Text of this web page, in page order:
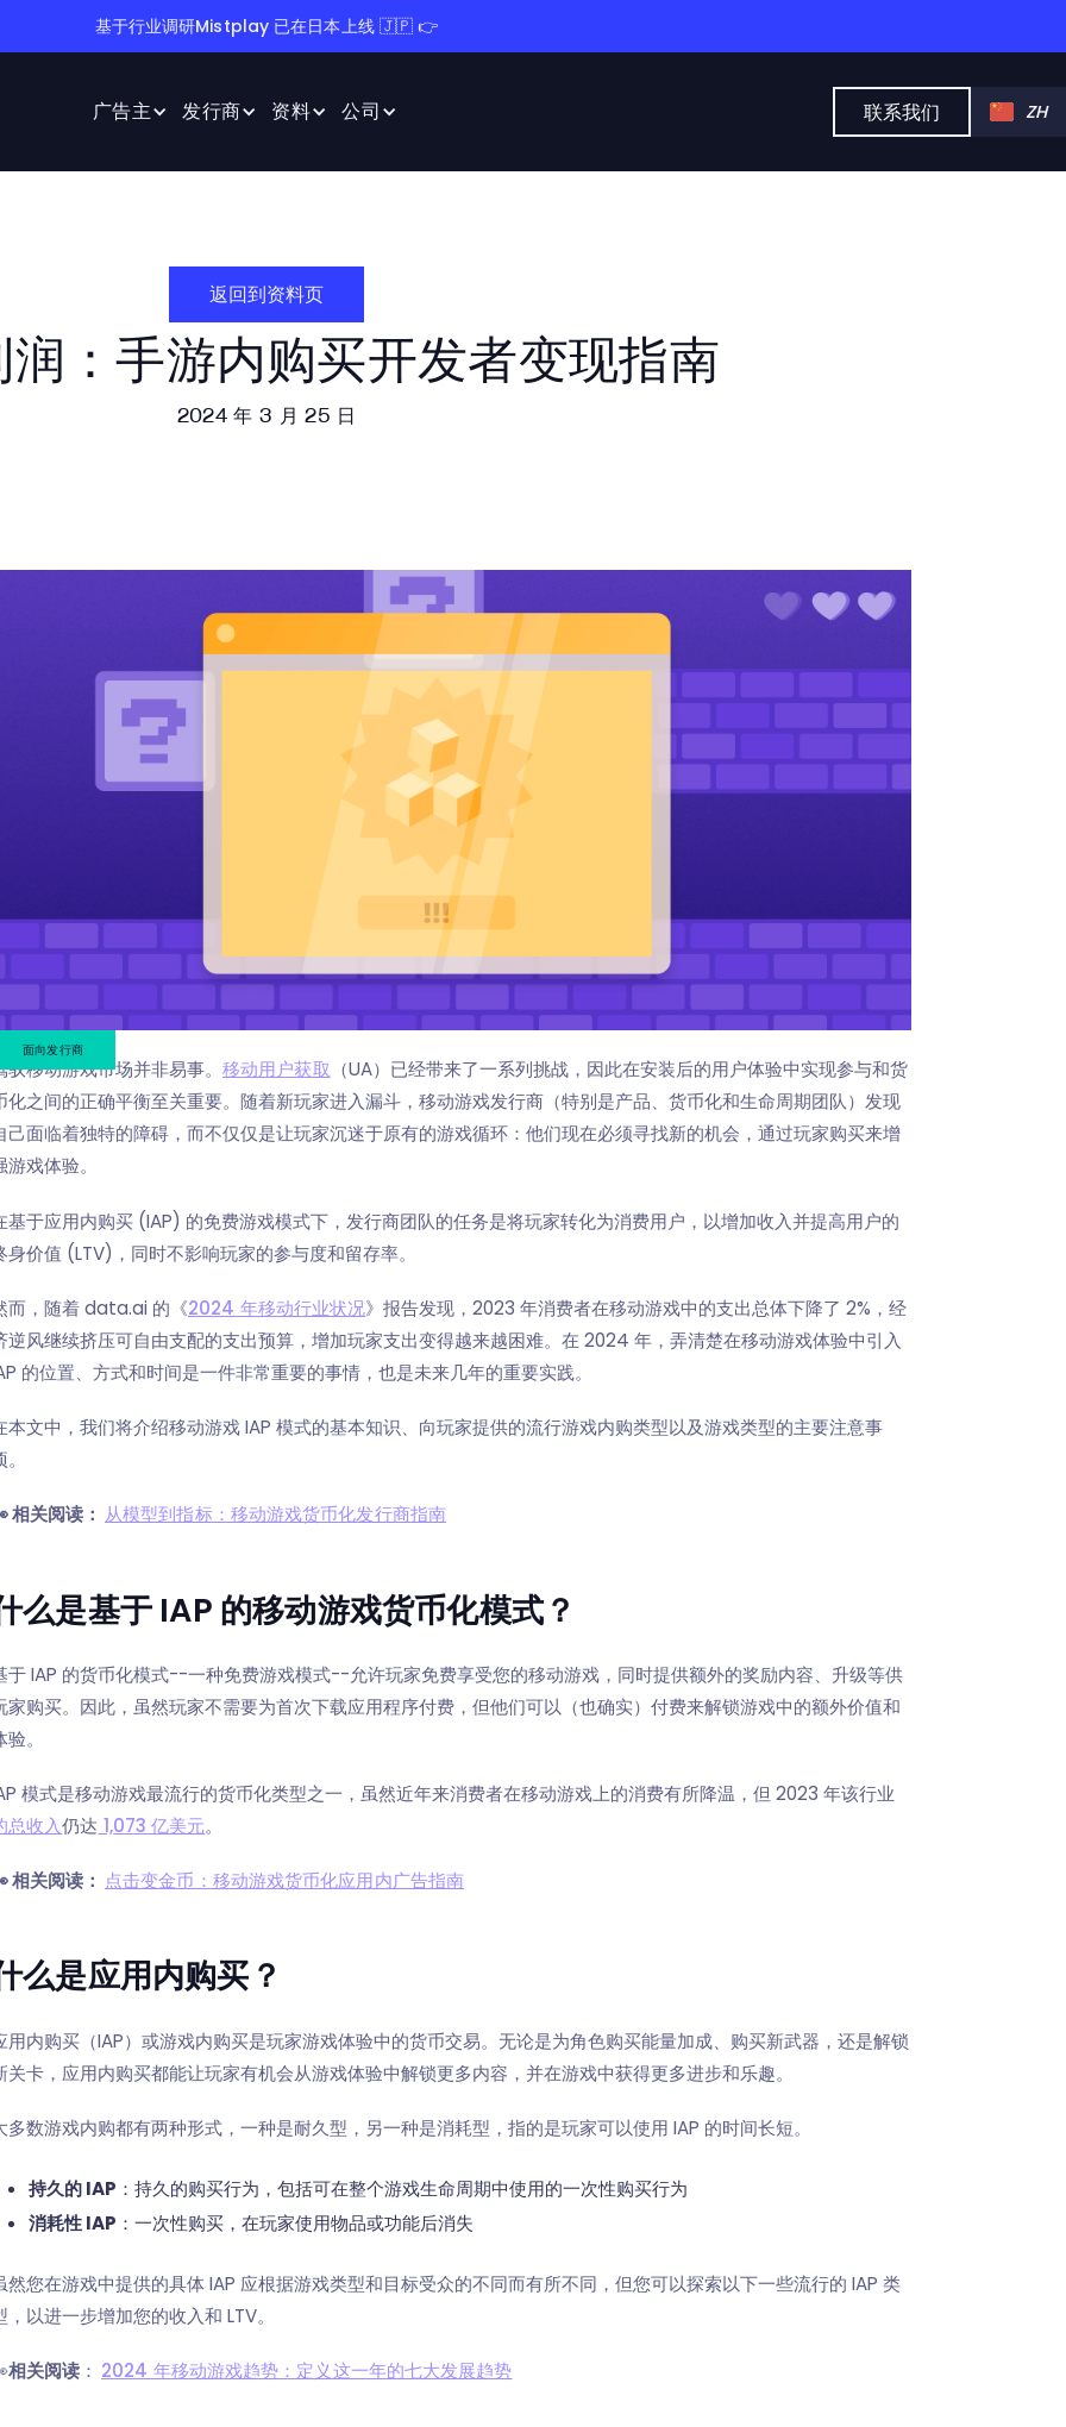
基于行业调研Mistplay 已在日本上线 🇯🇵 👉
广告主 发行商 资料 公司 ZH
联系我们
返回到资料页
：手游内购买开发者变现指南
2024 年 3 月 25 日
面向发行商
驭移动游戏市场并非易事。 移动用户获取 （UA）已经带来了一系列挑战，因此在安装后的用户体验中实现参与和货
化之间的正确平衡至关重要。随着新玩家进入漏斗，移动游戏发行商（特别是产品、货币化和生命周期团队）发现
己面临着独特的障碍，而不仅仅是让玩家沉迷于原有的游戏循环：他们现在必须寻找新的机会，通过玩家购买来增
游戏体验。
基于应用内购买 (IAP) 的免费游戏模式下，发行商团队的任务是将玩家转化为消费用户，以增加收入并提高用户的
身价值 (LTV)，同时不影响玩家的参与度和留存率。
而，随着 data.ai 的《2024 年移动行业状况》报告发现，2023 年消费者在移动游戏中的支出总体下降了 2%，经
逆风继续挤压可自由支配的支出预算，增加玩家支出变得越来越困难。在 2024 年，弄清楚在移动游戏体验中引入
的位置、方式和时间是一件非常重要的事情，也是未来几年的重要实践。
本文中，我们将介绍移动游戏 IAP 模式的基本知识、向玩家提供的流行游戏内购类型以及游戏类型的主要注意事
相关阅读： 从模型到指标：移动游戏货币化发行商指南
么是基于 IAP 的移动游戏货币化模式？
于 IAP 的货币化模式--一种免费游戏模式--允许玩家免费享受您的移动游戏，同时提供额外的奖励内容、升级等供
家购买。因此，虽然玩家不需要为首次下载应用程序付费，但他们可以（也确实）付费来解锁游戏中的额外价值和
验。
模式是移动游戏最流行的货币化类型之一，虽然近年来消费者在移动游戏上的消费有所降温，但 2023 年该行业
总收入仍达 1,073 亿美元。
相关阅读： 点击变金币：移动游戏货币化应用内广告指南
么是应用内购买？
用内购买（IAP）或游戏内购买是玩家游戏体验中的货币交易。无论是为角色购买能量加成、购买新武器，还是解锁
关卡，应用内购买都能让玩家有机会从游戏体验中解锁更多内容，并在游戏中获得更多进步和乐趣。
多数游戏内购都有两种形式，一种是耐久型，另一种是消耗型，指的是玩家可以使用 IAP 的时间长短。
持久的 IAP ：持久的购买行为，包括可在整个游戏生命周期中使用的一次性购买行为
消耗性 IAP ：一次性购买，在玩家使用物品或功能后消失
然您在游戏中提供的具体 IAP 应根据游戏类型和目标受众的不同而有所不同，但您可以探索以下一些流行的 IAP 类
，以进一步增加您的收入和 LTV。
相关阅读 ： 2024 年移动游戏趋势：定义这一年的七大发展趋势